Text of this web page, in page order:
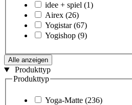
idee + spiel (1)
Airex (26)
Yogistar (67)
Yogishop (9)
Alle anzeigen
Produkttyp
Produkttyp
Yoga-Matte (236)